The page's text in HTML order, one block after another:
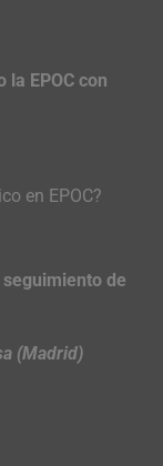
EPOC con
en EPOC?
de
(Madrid)